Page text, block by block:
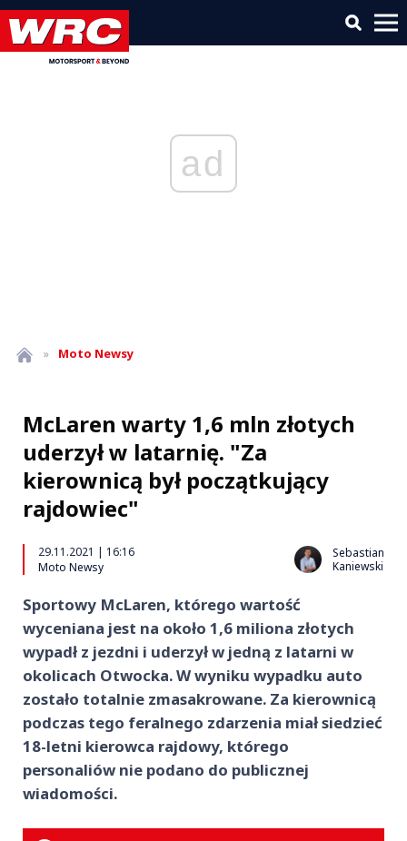
ad
» Moto Newsy
McLaren warty 1,6 mln złotych
uderzył w latarnię. "Za
kierownicą był początkujący
rajdowiec"
29.11.2021 | 16:16
Moto Newsy
Sebastian
Kaniewski
Sportowy McLaren, którego wartość
wyceniana jest na około 1,6 miliona złotych
wypadł z jezdni i uderzył w jedną z latarni w
okolicach Otwocka. W wyniku wypadku auto
zostało totalnie zmasakrowane. Za kierownicą
podczas tego feralnego zdarzenia miał siedzieć
18-letni kierowca rajdowy, którego
personaliów nie podano do publicznej
wiadomości.